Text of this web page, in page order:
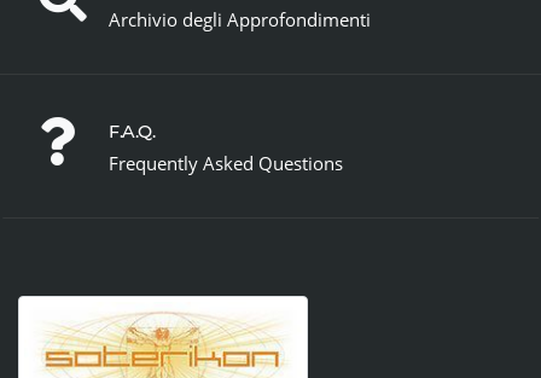
Archivio degli Approfondimenti
F.A.Q.
Frequently Asked Questions